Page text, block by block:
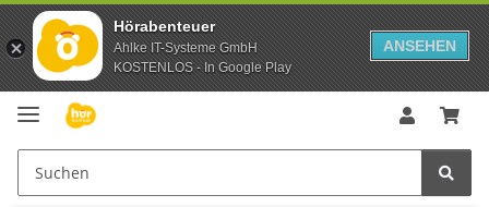
Hörabenteuer
Ahlke IT-Systeme GmbH
KOSTENLOS - In Google Play
ANSEHEN